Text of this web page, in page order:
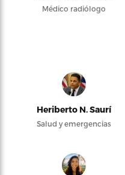
Médico radiólogo
Heriberto N. Saurí
Salud y emergencias